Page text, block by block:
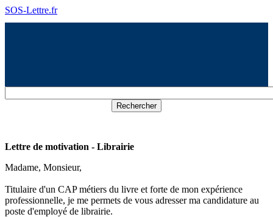
SOS-Lettre.fr
Lettre de motivation - Librairie
Madame, Monsieur,
Titulaire d'un CAP métiers du livre et forte de mon expérience
professionnelle, je me permets de vous adresser ma candidature au
poste d'employé de librairie.